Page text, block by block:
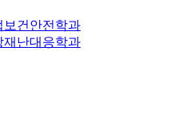
보건안전학과
재난대응학과